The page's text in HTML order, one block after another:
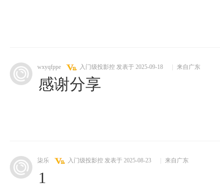
wxyqfppe 入门级投影控 发表于 2025-09-18 来自广东
感谢分享
柒乐 入门级投影控 发表于 2025-08-23 来自广东
1